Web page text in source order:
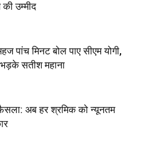
उम्मीद
पांच मिनट बोल पाए सीएम योगी,
सतीश महाना
अब हर श्रमिक को न्यूनतम